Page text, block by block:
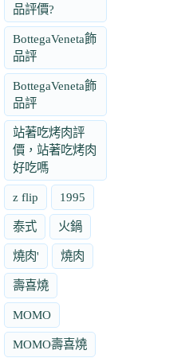
品評價?
BottegaVeneta飾
品評
BottegaVeneta飾
品評
站著吃烤肉評
價，站著吃烤肉
好吃嗎
z flip 1995
泰式 火鍋
燒肉' 燒肉
壽喜燒
MOMO
MOMO壽喜燒